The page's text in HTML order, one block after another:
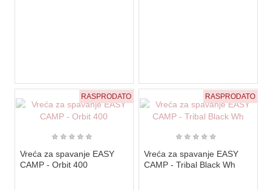
RASPRODATO
★ ★ ★ ★ ★
Vreća za spavanje EASY
CAMP - Orbit 400
RASPRODATO
★ ★ ★ ★ ★
Vreća za spavanje EASY
CAMP - Tribal Black Wh